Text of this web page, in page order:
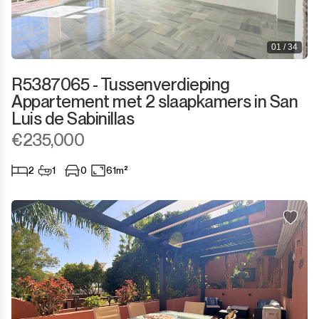
San Enrique
San Luis de Sabinillas
San Martín de Tesorillo
San Pedro de Alcántara
Selwo
Sotogrande
Sotogrande Alto
Bedrijfsgebouwen
Anders
01 / 34
R5387065 - Tussenverdieping
Appartement met 2 slaapkamers in San
Luis de Sabinillas
€235,000
2 1 0 61m²